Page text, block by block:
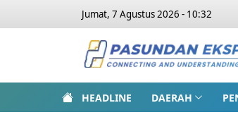
Jumat, 7 Agustus 2026 - 10:32
HEADLINE DAERAH